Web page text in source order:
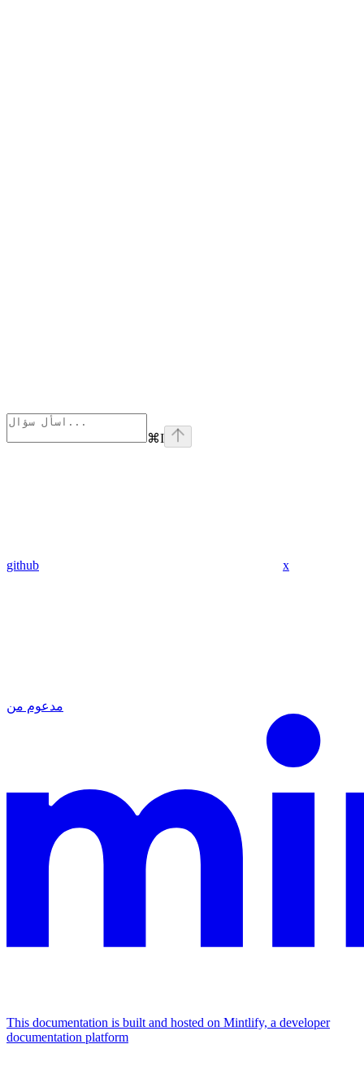
⌘I
github x
مدعوم من
This documentation is built and hosted on Mintlify, a developer
documentation platform